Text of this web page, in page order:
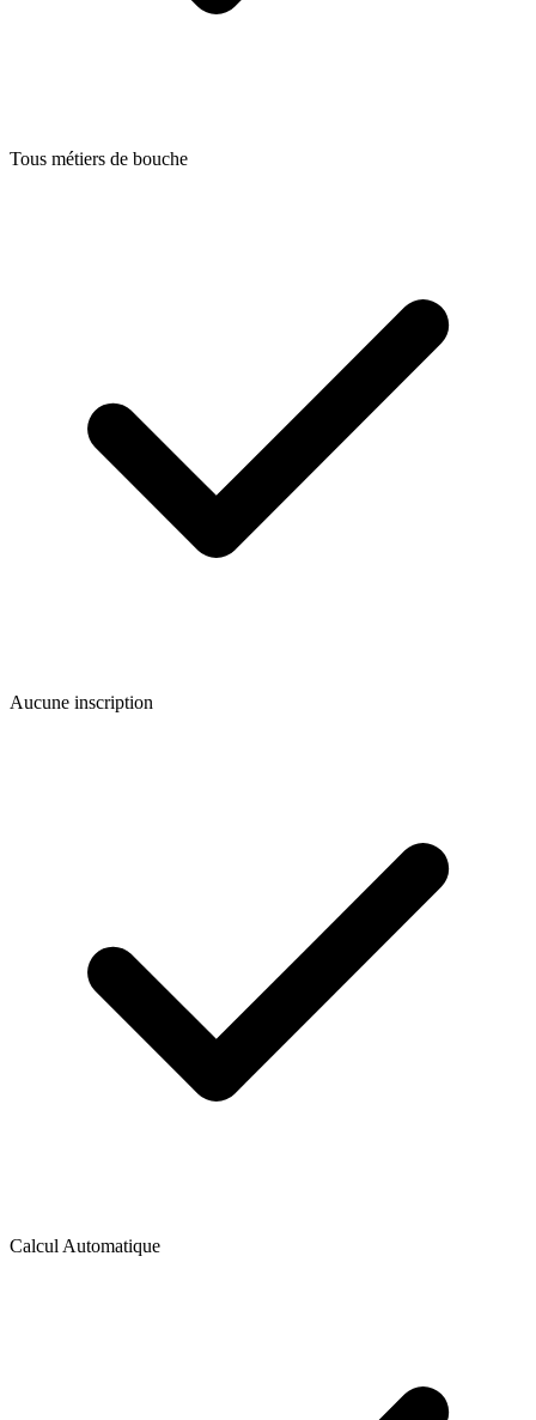
Tous métiers de bouche
Aucune inscription
Calcul Automatique